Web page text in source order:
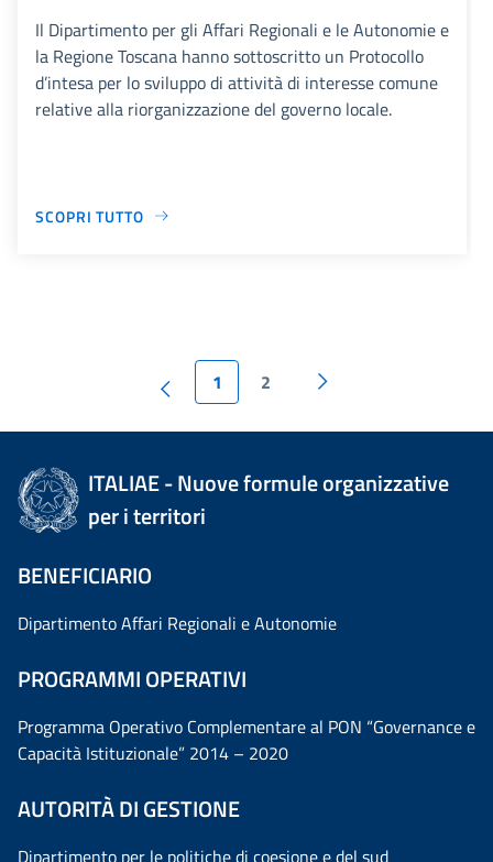
Il Dipartimento per gli Affari Regionali e le Autonomie e
la Regione Toscana hanno sottoscritto un Protocollo
d’intesa per lo sviluppo di attività di interesse comune
relative alla riorganizzazione del governo locale.
SCOPRI TUTTO
1 2
ITALIAE - Nuove formule organizzative
per i territori
BENEFICIARIO
Dipartimento Affari Regionali e Autonomie
PROGRAMMI OPERATIVI
Programma Operativo Complementare al PON “Governance e
Capacità Istituzionale” 2014 – 2020
AUTORITÀ DI GESTIONE
Dipartimento per le politiche di coesione e del sud